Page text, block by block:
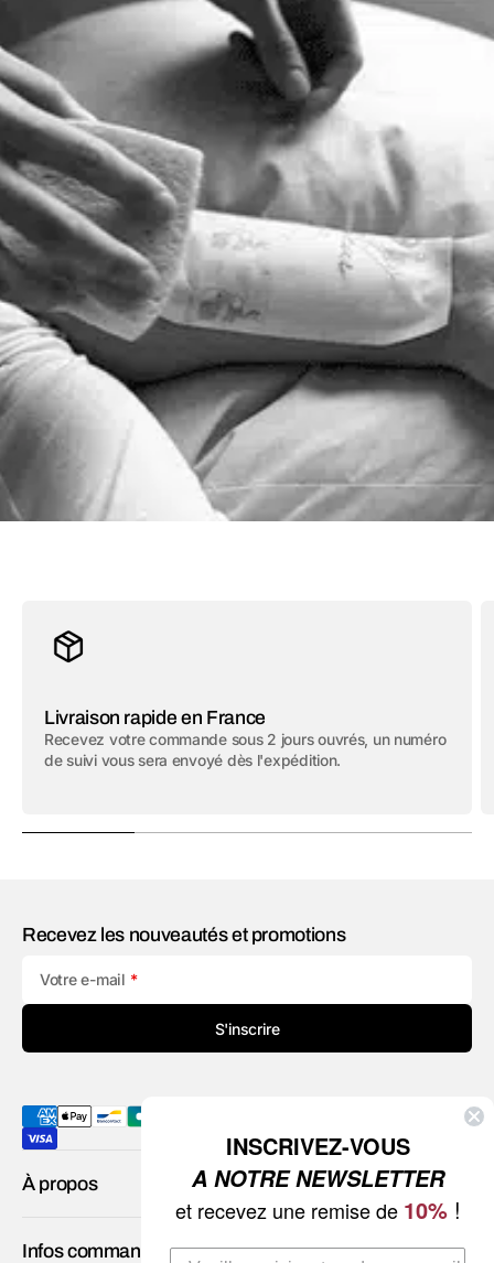
Livraison rapide en France
Recevez votre commande sous 2 jours ouvrés, un numéro
de suivi vous sera envoyé dès l'expédition.
Recevez les nouveautés et promotions
Votre e-mail
S'inscrire
À propos
Infos commande
INSCRIVEZ-VOUS
A NOTRE NEWSLETTER
et recevez une remise de 10%!